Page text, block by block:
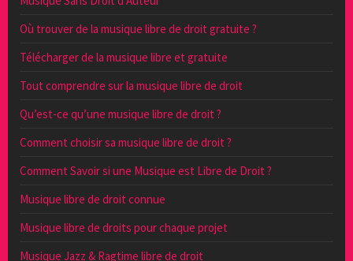
Où trouver de la musique libre de droit gratuite ?
Télécharger de la musique libre et gratuite
Tout comprendre sur la musique libre de droit
Qu’est-ce qu’une musique libre de droit ?
Comment choisir sa musique libre de droit ?
Comment Savoir si une Musique est Libre de Droit ?
Musique libre de droit connue
Musique libre de droits pour chaque projet
Musique Jazz & Ragtime libre de droit